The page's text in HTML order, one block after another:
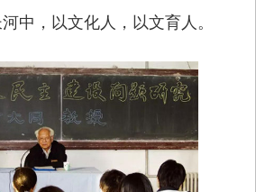
中，以文化人，以文育人。